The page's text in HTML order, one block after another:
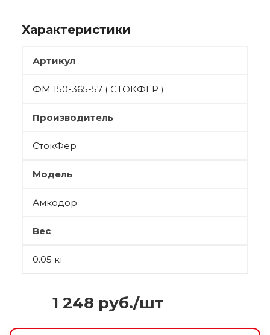
Характеристики
Артикул
ФМ 150-365-57 ( СТОКФЕР )
Производитель
СтокФер
Модель
Амкодор
Вес
0.05 кг
1 248 руб./шт